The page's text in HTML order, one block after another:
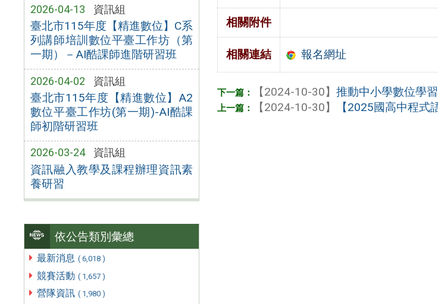
2026-04-13 資訊組
臺北市115年度【精進數位】C系
列講師培訓數位平臺工作坊（第
一期）－AI酷課師進階研習班
2026-04-02 資訊組
臺北市115年度【精進數位】A2
數位平臺工作坊(第一期)-AI酷課
師初階研習班
2026-03-24 資訊組
資訊融入教學及課程辦理資訊素
養研習
依公告類別彙總
最新消息 ( 6,018 )
競賽活動 ( 1,657 )
營隊資訊 ( 1,980 )
相關附件
相關連結 報名網址
【2024-10-30】推動中小學數位學
【2024-10-30】
【2025國高中程